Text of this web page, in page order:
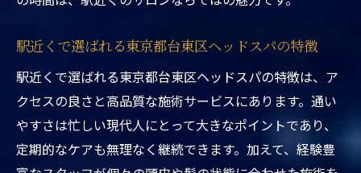
性に人気の理由
東京都台東区ヘッドスパ駅近くで感じる癒
しと安らぎの違い
東京都台東区ヘッドスパ駅近くのリラクゼ
ーション施術体験談
駅近くで選ばれる東京都台東区ヘッドスパの特徴
駅近くで選ばれる東京都台東区ヘッドスパの特徴は、ア
クセスの良さと高品質な施術サービスにあります。通い
やすさは忙しい現代人にとって大きなポイントであり、
定期的なケアも無理なく継続できます。加えて、経験豊